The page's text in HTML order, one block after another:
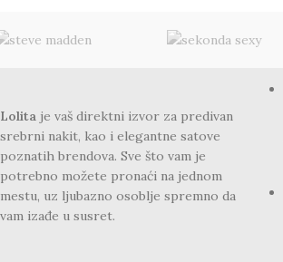
Lolita je vaš direktni izvor za predivan
srebrni nakit, kao i elegantne satove
poznatih brendova. Sve što vam je
potrebno možete pronaći na jednom
mestu, uz ljubazno osoblje spremno da
vam izađe u susret.